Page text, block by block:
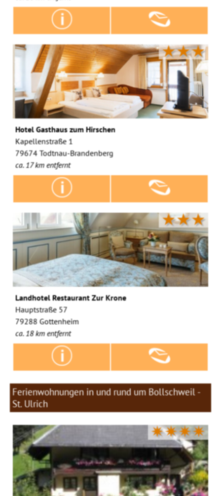
★★★
Hotel Gasthaus zum Hirschen
Kapellenstraße 1
79674 Todtnau-Brandenberg
ca. 17 km entfernt
★★★
Landhotel Restaurant Zur Krone
Hauptstraße 57
79288 Gottenheim
ca. 18 km entfernt
Ferienwohnungen in und rund um Bollschweil -
St. Ulrich
✷✷✷✷